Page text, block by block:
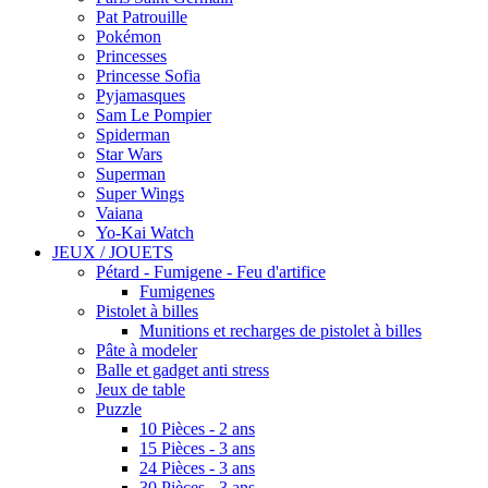
Pat Patrouille
Pokémon
Princesses
Princesse Sofia
Pyjamasques
Sam Le Pompier
Spiderman
Star Wars
Superman
Super Wings
Vaiana
Yo-Kai Watch
JEUX / JOUETS
Pétard - Fumigene - Feu d'artifice
Fumigenes
Pistolet à billes
Munitions et recharges de pistolet à billes
Pâte à modeler
Balle et gadget anti stress
Jeux de table
Puzzle
10 Pièces - 2 ans
15 Pièces - 3 ans
24 Pièces - 3 ans